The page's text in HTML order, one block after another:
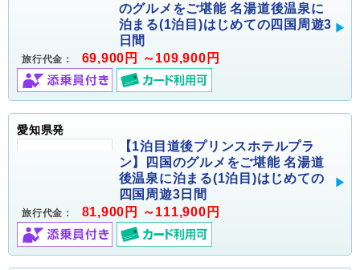
のグルメをご堪能 名湯道後温泉に
泊まる(1泊目)はじめての四国周遊3
日間
旅行代金： 69,900円 ～109,900円
愛知県発
【1泊目道後プリンスホテルプラ
ン】四国のグルメをご堪能 名湯道
後温泉に泊まる(1泊目)はじめての
四国周遊3日間
旅行代金： 81,900円 ～111,900円